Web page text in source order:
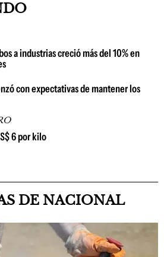
a industrias creció más del 10% en
con expectativas de mantener los
6 por kilo
DE NACIONAL